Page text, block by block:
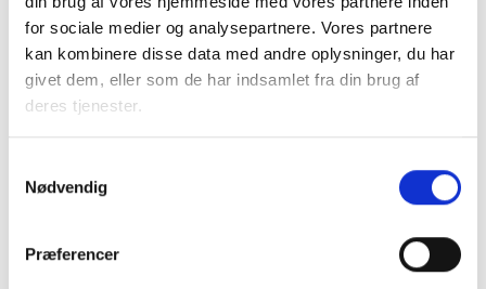
for sociale medier og analysepartnere. Vores partnere
kan kombinere disse data med andre oplysninger, du har
givet dem, eller som de har indsamlet fra din brug af
deres tjenester.
Nødvendig
Præferencer
2022
Temadag: ny varmeafregning